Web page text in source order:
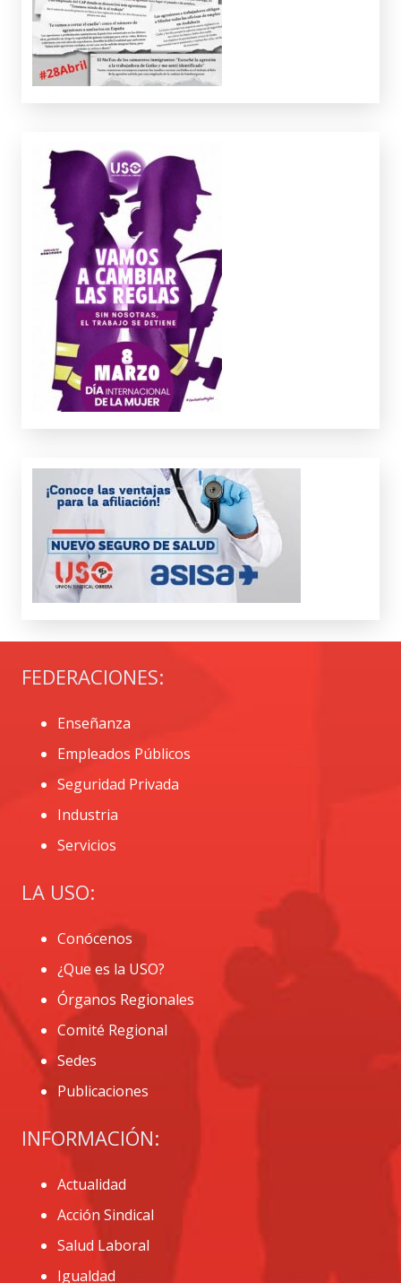
FEDERACIONES:
Enseñanza
Empleados Públicos
Seguridad Privada
Industria
Servicios
LA USO:
Conócenos
¿Que es la USO?
Órganos Regionales
Comité Regional
Sedes
Publicaciones
INFORMACIÓN:
Actualidad
Acción Sindical
Salud Laboral
Igualdad